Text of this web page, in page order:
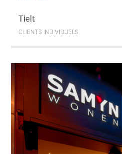
Tielt
CLIENTS INDIVIDUELS